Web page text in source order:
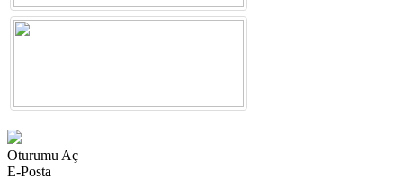
Oturumu Aç
E-Posta